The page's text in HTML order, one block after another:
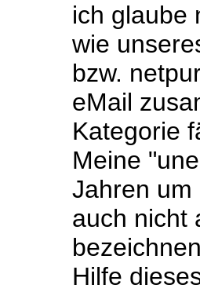
ich glaube
wie
bzw.
eMail
Kategorie
Meine
Jahren um
auch nicht
Hilfe